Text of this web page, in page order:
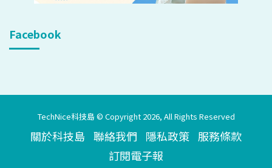
Facebook
TechNice科技島 © Copyright 2026, All Rights Reserved
關於科技島 聯絡我們 隱私政策 服務條款
訂閱電子報